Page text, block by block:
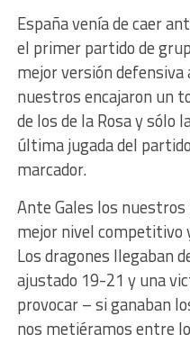
España venía de caer
el primer partido de
mejor versión
nuestros encajaron un
de los de la Rosa y sólo
última jugada del
marcador.
Ante Gales los
mejor nivel competitivo
Los dragones llegaban
ajustado 19-21 y una
provocar – si ganaban
nos metiéramos entre